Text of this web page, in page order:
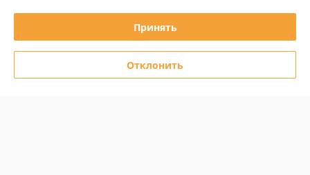
Полная версия сайта
Политика обработки cookies
Сайт создан на платформе Deal.by
Принять
Отклонить